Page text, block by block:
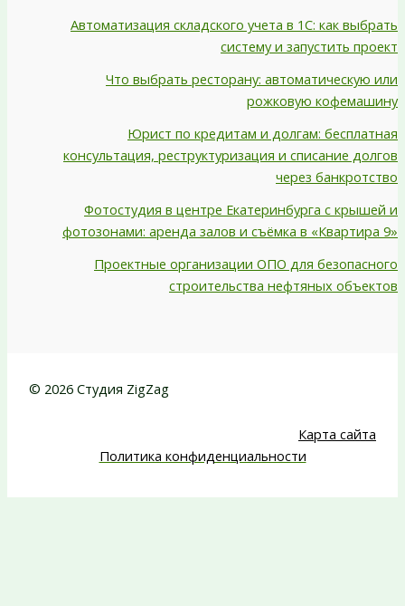
Автоматизация складского учета в 1С: как выбрать
систему и запустить проект
Что выбрать ресторану: автоматическую или
рожковую кофемашину
Юрист по кредитам и долгам: бесплатная
консультация, реструктуризация и списание долгов
через банкротство
Фотостудия в центре Екатеринбурга с крышей и
фотозонами: аренда залов и съёмка в «Квартира 9»
Проектные организации ОПО для безопасного
строительства нефтяных объектов
© 2026 Студия ZigZag
Карта сайта
Политика конфиденциальности